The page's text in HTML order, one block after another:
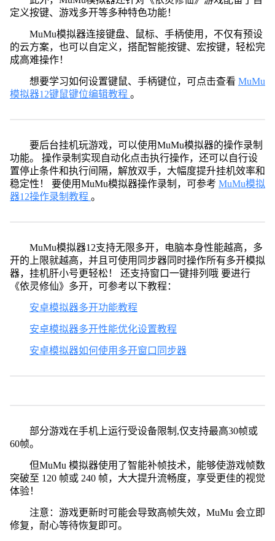
定义按键、游戏多开等多种特色功能！
MuMu模拟器连接键盘、鼠标、手柄使用，不仅有预设
的云方案，也可以自定义，搭配智能按键、宏按键，轻松完
成高难操作！
想要学习如何设置键鼠、手柄键位，可点击查看 MuMu
模拟器12键鼠键位编辑教程 。
要后台挂机玩游戏，可以使用MuMu模拟器的操作录制
功能。 操作录制实现自动化点击执行操作，还可以自行设
置停止条件和执行间隔，解放双手，大幅度提升挂机效率和
稳定性！ 要使用MuMu模拟器操作录制，可参考 MuMu模拟
器12操作录制教程 。
MuMu模拟器12支持无限多开，电脑本身性能越高，多
开的上限就越高，并且可使用同步器同时操作所有多开模拟
器，挂机肝小号更轻松！ 还支持窗口一键排列哦 要进行
《依灵修仙》多开，可参考以下教程：
安卓模拟器多开功能教程
安卓模拟器多开性能优化设置教程
安卓模拟器如何使用多开窗口同步器
部分游戏在手机上运行受设备限制,仅支持最高30帧或
60帧。
但MuMu 模拟器使用了智能补帧技术，能够使游戏帧数
突破至 120 帧或 240 帧，大大提升流畅度，享受更佳的视觉
体验！
注意：游戏更新时可能会导致高帧失效，MuMu 会立即
修复，耐心等待恢复即可。